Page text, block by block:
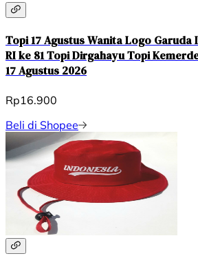
Topi 17 Agustus Wanita Logo
RI ke 81 Topi Dirgahayu Topi
17 Agustus 2026
Rp16.900
Beli di Shopee